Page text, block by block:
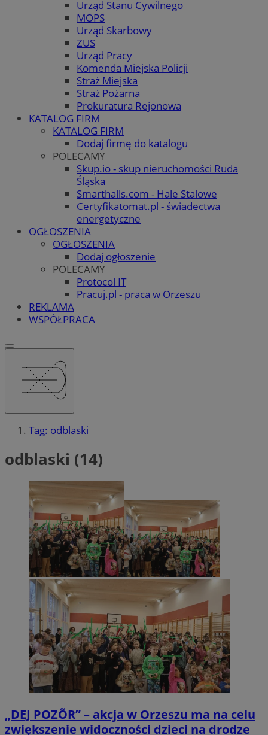
Urząd Stanu Cywilnego
MOPS
Urząd Skarbowy
ZUS
Urząd Pracy
Komenda Miejska Policji
Straż Miejska
Straż Pożarna
Prokuratura Rejonowa
KATALOG FIRM
KATALOG FIRM
Dodaj firmę do katalogu
POLECAMY
Skup.io - skup nieruchomości Ruda
Śląska
Smarthalls.com - Hale Stalowe
Certyfikatomat.pl - świadectwa
energetyczne
OGŁOSZENIA
OGŁOSZENIA
Dodaj ogłoszenie
POLECAMY
Protocol IT
Pracuj.pl - praca w Orzeszu
REKLAMA
WSPÓŁPRACA
Tag: odblaski
odblaski (14)
„DEJ POZÕR” – akcja w Orzeszu ma na celu
zwiększenie widoczności dzieci na drodze